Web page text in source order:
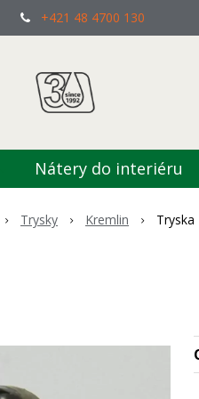
+421 48 4700 130
Nátery do interiéru
Trysky Kremlin Tryska